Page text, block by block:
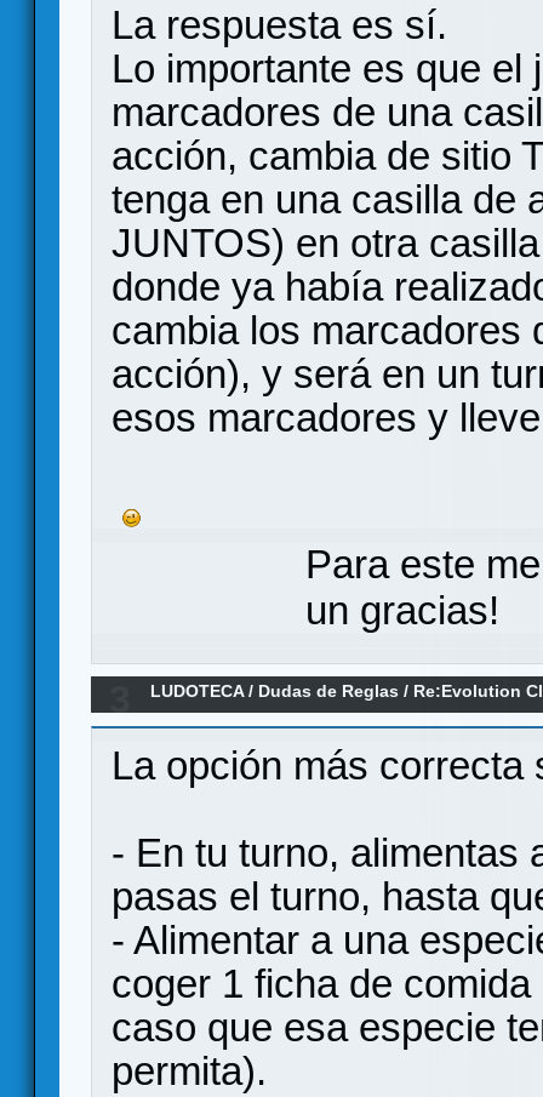
La respuesta es sí.
Lo importante es que el
marcadores de una
acción, cambia de sitio
tenga en una casilla de
JUNTOS) en otra
donde ya había
cambia los marcadores
acción), y será en un
esos marcadores y
Para este
un gracias!
LUDOTECA/ Dudas de Reglas / Re:Evolution
La opción más
- En tu turno, alimentas
pasas el turno, hasta
- Alimentar a una
coger 1 ficha de
caso que esa especie
permita).